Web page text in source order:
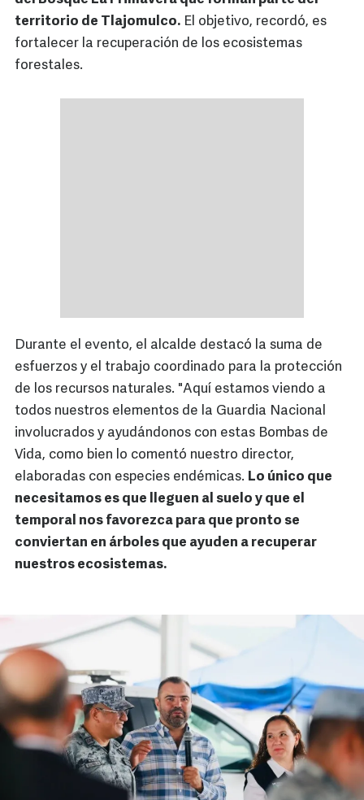
territorio de Tlajomulco. El objetivo, recordó, es
fortalecer la recuperación de los ecosistemas
forestales.
Durante el evento, el alcalde destacó la suma de
esfuerzos y el trabajo coordinado para la protección
de los recursos naturales. "Aquí estamos viendo a
todos nuestros elementos de la Guardia Nacional
involucrados y ayudándonos con estas Bombas de
Vida, como bien lo comentó nuestro director,
elaboradas con especies endémicas. Lo único que
necesitamos es que lleguen al suelo y que el
temporal nos favorezca para que pronto se
conviertan en árboles que ayuden a recuperar
nuestros ecosistemas.